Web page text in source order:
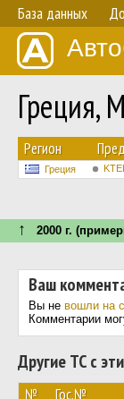
База данных
Греция,
Регион
Греция
↑ 2000 г.
Ваш
Вы не вошли на
Комментарии
Другие ТС с
№ Гос.№